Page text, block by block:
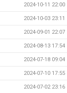
2024-10-11 22:00
2024-10-03 23:11
2024-09-01 22:07
2024-08-13 17:54
2024-07-18 09:04
2024-07-10 17:55
2024-07-02 23:16